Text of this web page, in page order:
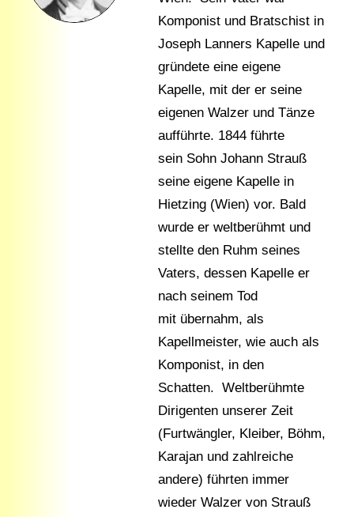
Komponist und Bratschist in
Joseph Lanners Kapelle und
gründete eine eigene
Kapelle, mit der er seine
eigenen Walzer und Tänze
aufführte. 1844 führte
sein Sohn Johann Strauß
seine eigene Kapelle in
Hietzing (Wien) vor. Bald
wurde er weltberühmt und
stellte den Ruhm seines
Vaters, dessen Kapelle er
nach seinem Tod
mit übernahm, als
Kapellmeister, wie auch als
Komponist, in den
Schatten. Weltberühmte
Dirigenten unserer Zeit
(Furtwängler, Kleiber, Böhm,
Karajan und zahlreiche
andere) führten immer
wieder Walzer von Strauß